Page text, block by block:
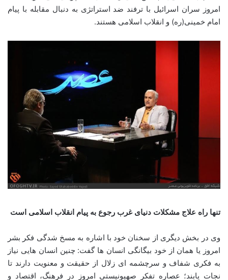
امروز سران اسرائیل با ترفند ضد استراتژی به دنبال مقابله با پیام
امام خمینی(ره) و انقلاب اسلامی هستند.
تنها راه علاج مشکلات دنیای غرب رجوع به پیام انقلاب اسلامی است
وی در بخش دیگری از سخنان خود با اشاره به مسخ شدگی فکر بشر
امروز یا همان از خود بیگانگی انسان ها گفت: چنین انسان هایی نیاز
به فکری شفاف و سرچشمه ای زلال از حقیقت و معنویت دارند تا
نجات یابند؛ عصاره تفکر صهیونیستی امروز در فرهنگ، اقتصاد و